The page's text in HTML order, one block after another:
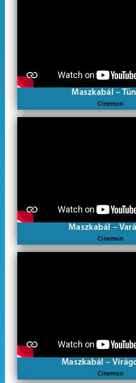
Maszkabál –
Cinemon
Maszkabál –
Cinemon
Maszkabál –
Cinemon